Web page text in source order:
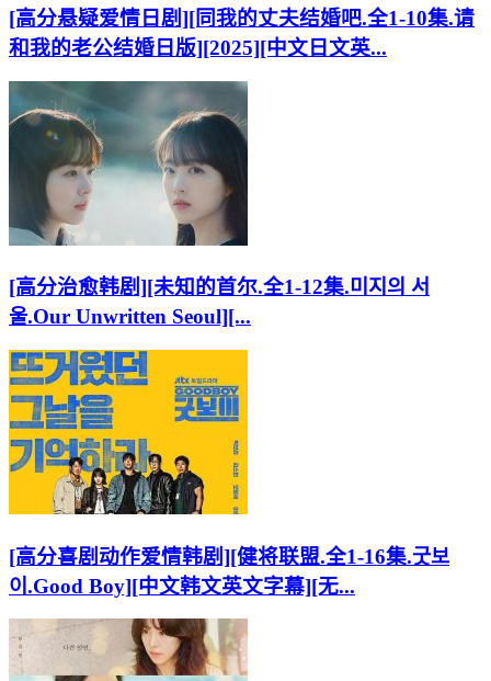
[高分悬疑爱情日剧][同我的丈夫结婚吧.全1-10集.请
和我的老公结婚日版][2025][中文日文英...
[高分治愈韩剧][未知的首尔.全1-12集.미지의 서
울.Our Unwritten Seoul][...
[高分喜剧动作爱情韩剧][健将联盟.全1-16集.굿보
이.Good Boy][中文韩文英文字幕][无...